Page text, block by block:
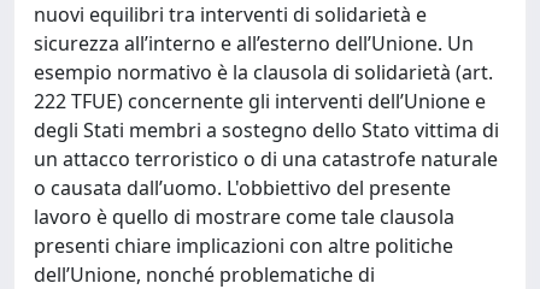
nuovi equilibri tra interventi di solidarietà e
sicurezza all’interno e all’esterno dell’Unione. Un
esempio normativo è la clausola di solidarietà (art.
222 TFUE) concernente gli interventi dell’Unione e
degli Stati membri a sostegno dello Stato vittima di
un attacco terroristico o di una catastrofe naturale
o causata dall’uomo. L'obbiettivo del presente
lavoro è quello di mostrare come tale clausola
presenti chiare implicazioni con altre politiche
dell’Unione, nonché problematiche di